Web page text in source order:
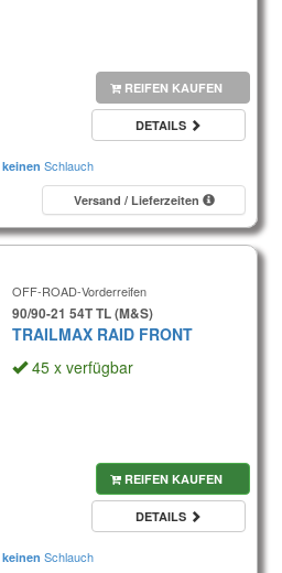
REIFEN KAUFEN
DETAILS
keinen Schlauch
Versand / Lieferzeiten
OFF-ROAD-Vorderreifen
90/90-21 54T TL (M&S)
TRAILMAX RAID FRONT
45 x verfügbar
REIFEN KAUFEN
DETAILS
keinen Schlauch